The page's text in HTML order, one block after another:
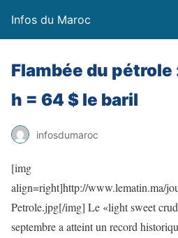
Infos du Maroc
Flambée du pétrole
h = 64 $ le baril
infosdumaroc
[img
align=right]http://www.lematin.ma/
Petrole.jpg[/img] Le «light sweet
septembre a atteint un record